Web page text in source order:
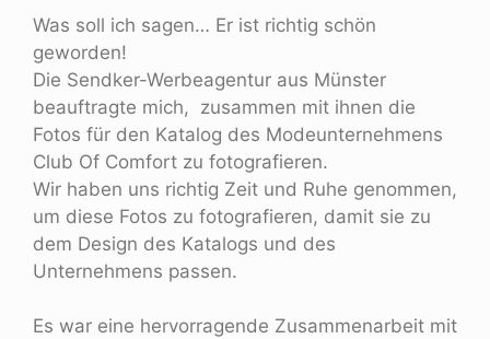
Was soll ich sagen… Er ist richtig schön
geworden!
Die Sendker-Werbeagentur aus Münster
beauftragte mich, zusammen mit ihnen die
Fotos für den Katalog des Modeunternehmens
Club Of Comfort zu fotografieren.
Wir haben uns richtig Zeit und Ruhe genommen,
um diese Fotos zu fotografieren, damit sie zu
dem Design des Katalogs und des
Unternehmens passen.
Es war eine hervorragende Zusammenarbeit mit